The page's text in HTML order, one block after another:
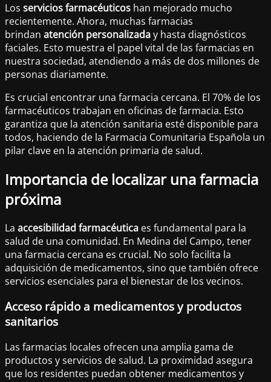
Los servicios farmacéuticos han mejorado mucho
recientemente. Ahora, muchas farmacias
brindan atención personalizaday hasta diagnósticos
faciales. Esto muestra el papel vital de las farmacias en
nuestra sociedad, atendiendo a más de dos millones de
personas diariamente.
Es crucial encontrar una farmacia cercana. El 70% de los
farmacéuticos trabajan en oficinas de farmacia. Esto
garantiza que la atención sanitaria esté disponible para
todos, haciendo de la Farmacia Comunitaria Española un
pilar clave en la atención primaria de salud.
Importancia de localizar una farmacia
próxima
La accesibilidad farmacéutica es fundamental para la
salud de una comunidad. En Medina del Campo, tener
una farmacia cercana es crucial. No solo facilita la
adquisición de medicamentos, sino que también ofrece
servicios esenciales para el bienestar de los vecinos.
Acceso rápido a medicamentos y productos
sanitarios
Las farmacias locales ofrecen una amplia gama de
productos y servicios de salud. La proximidad asegura
que los residentes puedan obtener medicamentos y